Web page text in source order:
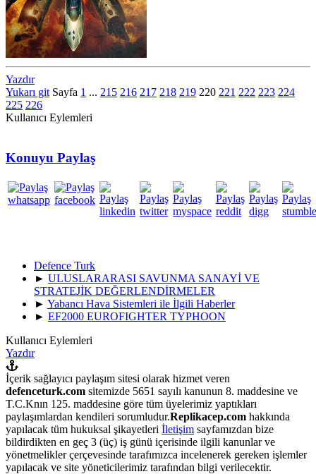
Yazdır
Yukarı git Sayfa 1 ... 215 216 217 218 219 220 221 222 223 224
225 226
Kullanıcı Eylemleri
Konuyu Paylaş
Defence Turk
► ULUSLARARASI SAVUNMA SANAYİ VE
STRATEJİK DEĞERLENDİRMELER
► Yabancı Hava Sistemleri ile İlgili Haberler
► EF2000 EUROFIGHTER TYPHOON
Kullanıcı Eylemleri
Yazdır
İçerik sağlayıcı paylaşım sitesi olarak hizmet veren
defenceturk.com sitemizde 5651 sayılı kanunun 8. maddesine ve
T.C.Knın 125. maddesine göre tüm üyelerimiz yaptıkları
paylaşımlardan kendileri sorumludur.Replikacep.com hakkında
yapılacak tüm hukuksal şikayetleri İletişim sayfamızdan bize
bildirdikten en geç 3 (üç) iş günü içerisinde ilgili kanunlar ve
yönetmelikler çerçevesinde tarafımızca incelenerek gereken işlemler
yapılacak ve site yöneticilerimiz tarafından bilgi verilecektir.